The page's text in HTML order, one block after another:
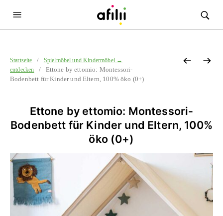
Startseite /
Spielmöbel und Kindermöbel →
entdecken
/ Ettone by ettomio: Montessori-
Bodenbett für Kinder und Eltern, 100% öko (0+)
Ettone by ettomio: Montessori-
Bodenbett für Kinder und Eltern, 100%
öko (0+)